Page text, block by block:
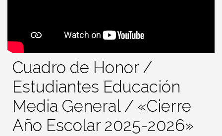
Cuadro de Honor /
Estudiantes Educación
Media General / «Cierre
Año Escolar 2025-2026»